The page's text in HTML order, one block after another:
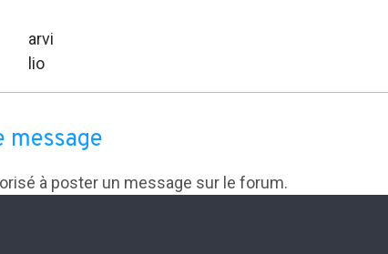
arvi
lio
message
à poster un message sur le forum.